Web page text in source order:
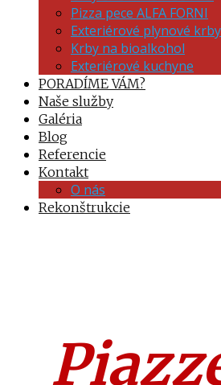
Pizza pece ALFA FORNI
Exteriérové plynové krby
Krby na bioalkohol
Exteriérové kuchyne
PORADÍME VÁM?
Naše služby
Galéria
Blog
Referencie
Kontakt
O nás
Rekonštrukcie